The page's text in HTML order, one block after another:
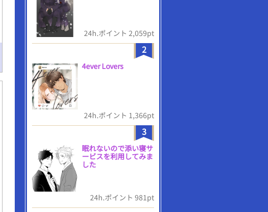
24h.ポイント 2,059pt
2
4ever Lovers
24h.ポイント 1,366pt
3
眠れないので添い寝サ
ービスを利用してみま
した
24h.ポイント 981pt